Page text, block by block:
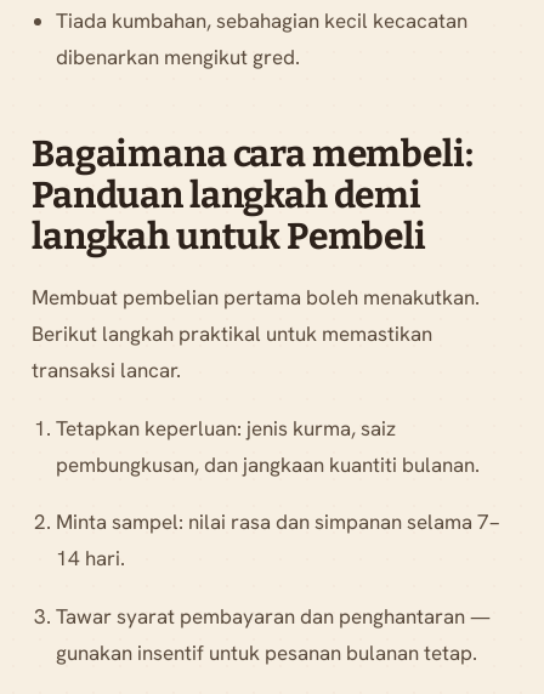
Tiada kumbahan, sebahagian kecil kecacatan
dibenarkan mengikut gred.
Bagaimana cara membeli:
Panduan langkah demi
langkah untuk Pembeli
Membuat pembelian pertama boleh menakutkan.
Berikut langkah praktikal untuk memastikan
transaksi lancar.
Tetapkan keperluan: jenis kurma, saiz
pembungkusan, dan jangkaan kuantiti bulanan.
Minta sampel: nilai rasa dan simpanan selama 7–
14 hari.
Tawar syarat pembayaran dan penghantaran —
gunakan insentif untuk pesanan bulanan tetap.